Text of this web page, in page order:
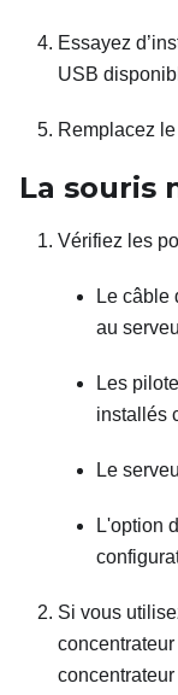
Essayez
USB
Remplacez
La souris
Vérifiez les
Le câble
au
Les
installés
Le
L'option
Si vous